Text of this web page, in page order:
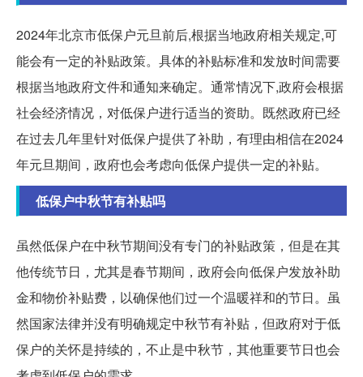
2024年北京市低保户元旦前后,根据当地政府相关规定,可
能会有一定的补贴政策。具体的补贴标准和发放时间需要
根据当地政府文件和通知来确定。通常情况下,政府会根据
社会经济情况，对低保户进行适当的资助。既然政府已经
在过去几年里针对低保户提供了补助，有理由相信在2024
年元旦期间，政府也会考虑向低保户提供一定的补贴。
低保户中秋节有补贴吗
虽然低保户在中秋节期间没有专门的补贴政策，但是在其
他传统节日，尤其是春节期间，政府会向低保户发放补助
金和物价补贴费，以确保他们过一个温暖祥和的节日。虽
然国家法律并没有明确规定中秋节有补贴，但政府对于低
保户的关怀是持续的，不止是中秋节，其他重要节日也会